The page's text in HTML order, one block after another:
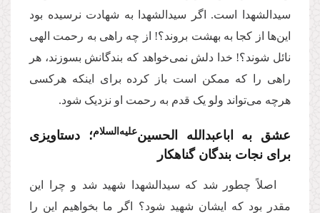
سیدالشهدا است. اگر سیدالشهدا به شهادت نرسیده بود
این‌ها از کجا به بهشت بروند؟! از چه راهی به رحمت الهی
نائل شوند؟! خدا دلش نمی‌خواهد که بندگانش بسوزند، هر
راهی را که ممکن است باز کرده برای اینکه هرکسی
هرچه می‌تواند ولو یک قدم به رحمت او نزدیک شود.
عشق به اباعبدالله الحسین‌علیه‌‌السلام؛ دستاویزی
برای نجات بندگان گناهکار
اصلاً‌ چطور شد که سیدالشهدا شهید شد و چرا این
مقدر بود که ایشان شهید شود؟ اگر ما بخواهیم این را